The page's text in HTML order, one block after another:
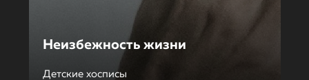
Неизбежность жизни
Детские хосписы